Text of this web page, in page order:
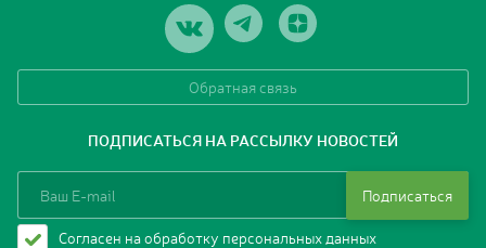
Обратная связь
ПОДПИСАТЬСЯ НА РАССЫЛКУ НОВОСТЕЙ
Подписаться
Согласен на обработку персональных данных